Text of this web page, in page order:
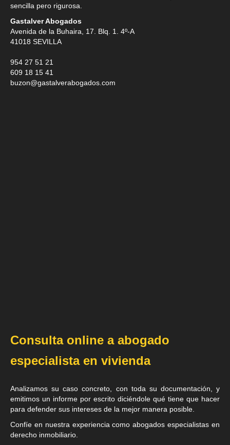
sencilla pero rigurosa.
Gastalver Abogados
Avenida de la Buhaira, 17. Blq. 1. 4º-A
41018 SEVILLA
954 27 51 21
609 18 15 41
buzon@gastalverabogados.com
Consulta online a abogado
especialista en vivienda
Analizamos su caso concreto, con toda su documentación, y
emitimos un informe por escrito diciéndole qué tiene que hacer
para defender sus intereses de la mejor manera posible.
Confíe en nuestra experiencia comoabogados especialistas en
derecho inmobiliario